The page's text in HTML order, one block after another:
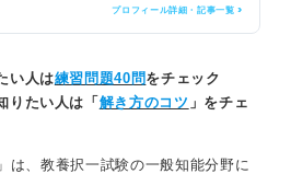
プロフィール詳細・記事一覧 >
い人は練習問題40問をチェック
りたい人は「 解き方のコツ 」をチェ
は、教養択一試験の一般知能分野に